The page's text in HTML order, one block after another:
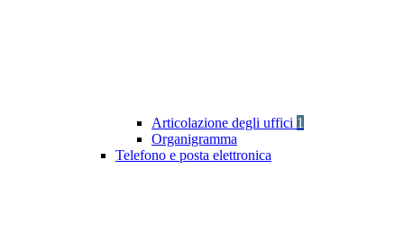
Articolazione degli uffici 1
Organigramma
Telefono e posta elettronica